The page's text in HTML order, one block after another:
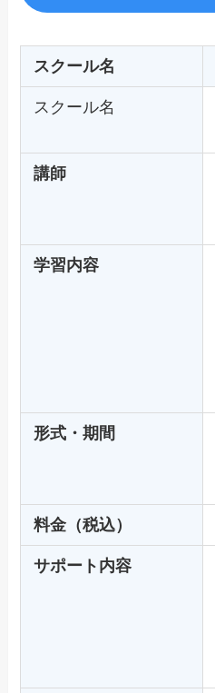
スクール名
スクール名
講師
学習内容
形式・期間
料金（税込）
サポート内容